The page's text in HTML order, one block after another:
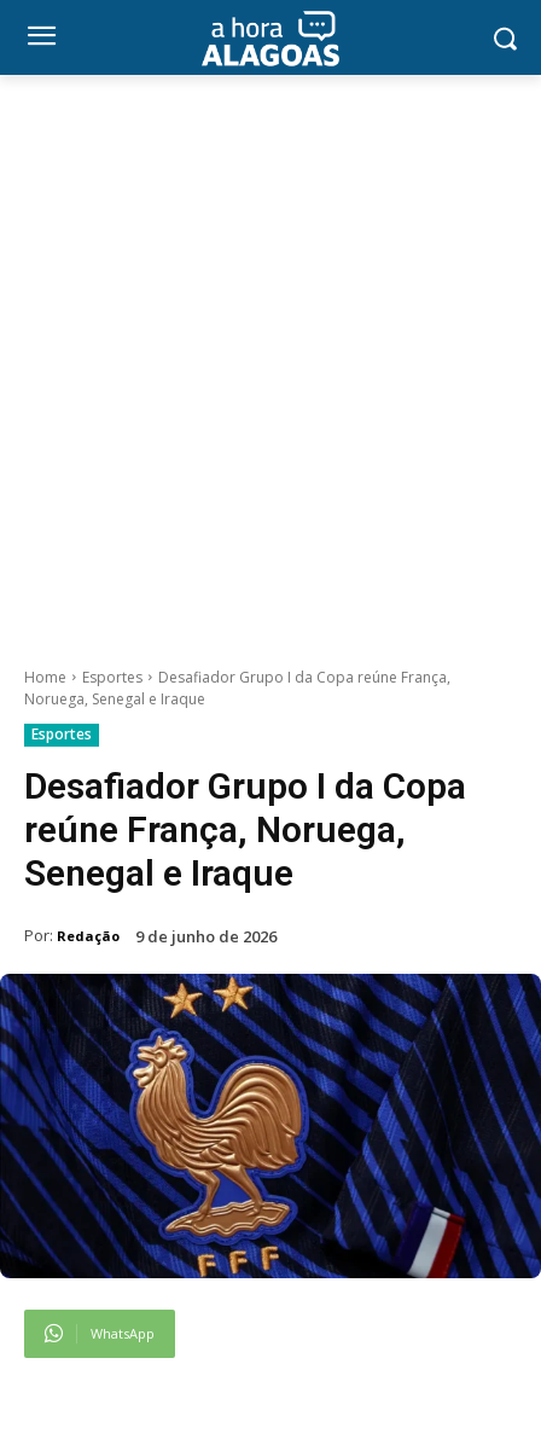
Home Esportes
Desafiador Grupo I da Copa reúne França,
Noruega, Senegal e Iraque
Esportes
Desafiador Grupo I da Copa
reúne França, Noruega,
Senegal e Iraque
Por: Redação 9 de junho de 2026
WhatsApp